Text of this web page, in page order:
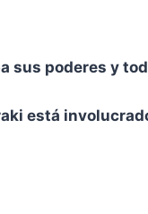
poderes y
está